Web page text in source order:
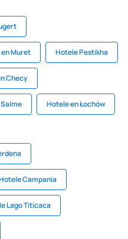
Muret Hotele Pestikha
Checy
Hotele en Łochów
Campania
Lago Titicaca